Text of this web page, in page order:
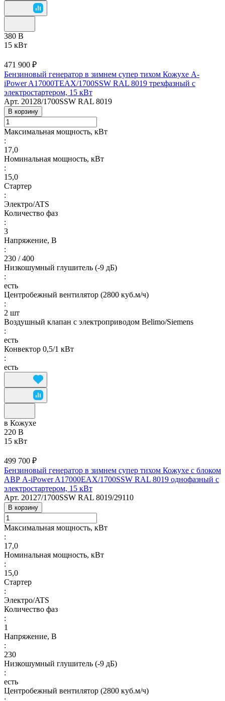
380 В
15 кВт
471 900 ₽
Бензиновый генератор в зимнем супер тихом Кожухе A-
iPower A17000TEAX/1700SSW RAL 8019 трехфазный с
электростартером, 15 кВт
Арт. 20128/1700SSW RAL 8019
В корзину
Максимальная мощность, кВт
:
17,0
Номинальная мощность, кВт
:
15,0
Стартер
:
Электро/ATS
Количество фаз
:
3
Напряжение, В
:
230 / 400
Низкошумный глушитель (-9 дБ)
:
есть
Центробежный вентилятор (2800 куб.м/ч)
:
2 шт
Воздушный клапан с электроприводом Belimo/Siemens
:
есть
Конвектор 0,5/1 кВт
:
есть
в Кожухе
220 В
15 кВт
499 700 ₽
Бензиновый генератор в зимнем супер тихом Кожухе с блоком
АВР A-iPower A17000EAX/1700SSW RAL 8019 однофазный с
электростартером, 15 кВт
Арт. 20127/1700SSW RAL 8019/29110
В корзину
Максимальная мощность, кВт
:
17,0
Номинальная мощность, кВт
:
15,0
Стартер
:
Электро/ATS
Количество фаз
:
1
Напряжение, В
:
230
Низкошумный глушитель (-9 дБ)
:
есть
Центробежный вентилятор (2800 куб.м/ч)